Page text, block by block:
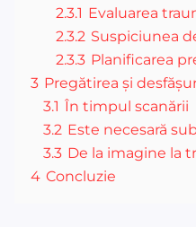
2.3.1 Evaluarea
2.3.2 Suspiciunea
2.3.3 Planificarea
3 Pregătirea și
3.1 În timpul scanării
3.2 Este necesară
3.3 De la imagine la
4 Concluzie